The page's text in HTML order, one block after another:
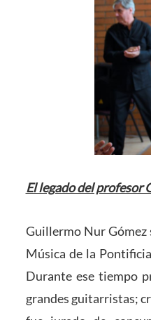
El legado del profesor
Guillermo Nur Gómez
Música de la
Durante ese tiempo
grandes guitarristas;